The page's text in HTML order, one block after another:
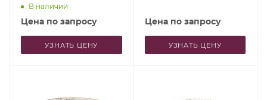
В наличии
Цена по запросу
УЗНАТЬ ЦЕНУ
Цена по запросу
УЗНАТЬ ЦЕНУ